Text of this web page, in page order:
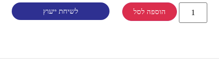
הוספה לסל לשיחת ייעוץ